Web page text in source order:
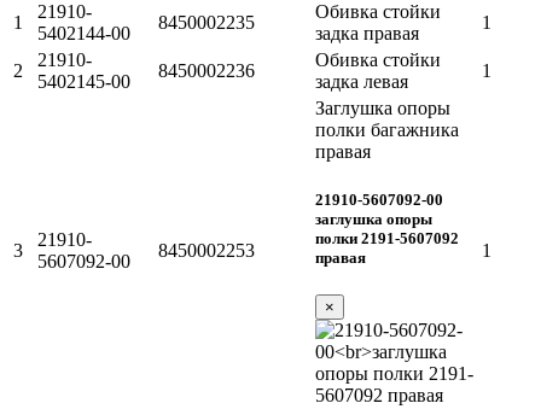
1
21910-
5402144-00
8450002235
Обивка стойки
задка правая
1
2
21910-
5402145-00
8450002236
Обивка стойки
задка левая
1
3
21910-
5607092-00
8450002253
Заглушка опоры
полки багажника
правая
21910-5607092-00
заглушка опоры
полки 2191-5607092
правая
×
1